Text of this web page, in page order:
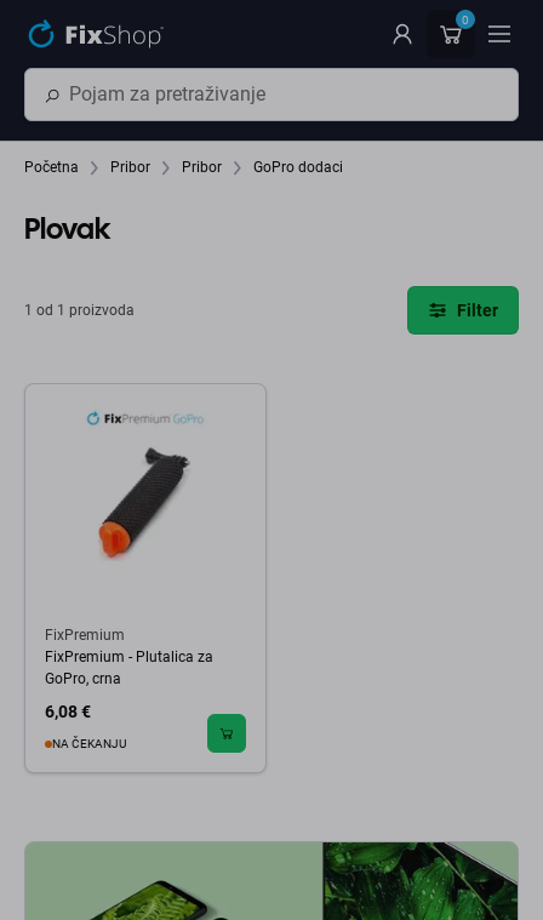
0
Početna Pribor Pribor GoPro dodaci
Plovak
1 od 1 proizvoda Filter
FixPremium
FixPremium - Plutalica za
GoPro, crna
6,08 €
NA ČEKANJU